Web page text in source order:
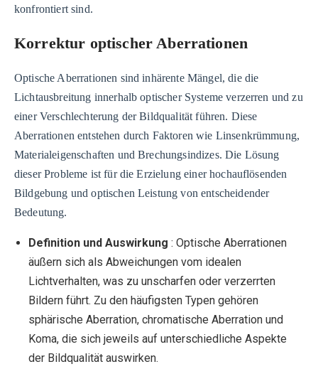
konfrontiert sind.
Korrektur optischer Aberrationen
Optische Aberrationen sind inhärente Mängel, die die
Lichtausbreitung innerhalb optischer Systeme verzerren und zu
einer Verschlechterung der Bildqualität führen. Diese
Aberrationen entstehen durch Faktoren wie Linsenkrümmung,
Materialeigenschaften und Brechungsindizes. Die Lösung
dieser Probleme ist für die Erzielung einer hochauflösenden
Bildgebung und optischen Leistung von entscheidender
Bedeutung.
Definition und Auswirkung : Optische Aberrationen
äußern sich als Abweichungen vom idealen
Lichtverhalten, was zu unscharfen oder verzerrten
Bildern führt. Zu den häufigsten Typen gehören
sphärische Aberration, chromatische Aberration und
Koma, die sich jeweils auf unterschiedliche Aspekte
der Bildqualität auswirken.